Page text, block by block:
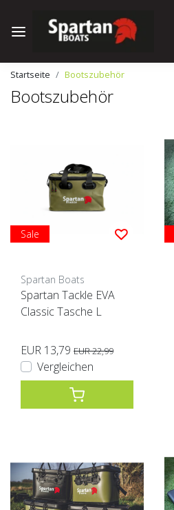
Startseite Bootszubehör
Bootszubehör
Sale
Spartan Boats
Spartan Tackle EVA
Classic Tasche L
EUR 13,79 EUR 22,99
Vergleichen